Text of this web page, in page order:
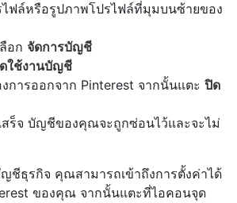
ฟล์หรือรูปภาพโปรไฟล์ที่มุมบนซ้ายของ
อก จัดการบัญชี
ใช้งานบัญชี
การออกจาก Pinterest จากนั้นแตะ ปิด
สร็จ บัญชีของคุณจะถูกซ่อนไว้และจะไม่
ชีธุรกิจ คุณสามารถเข้าถึงการตั้งค่าได้
ของคุณ จากนั้นแตะที่ไอคอนจุด